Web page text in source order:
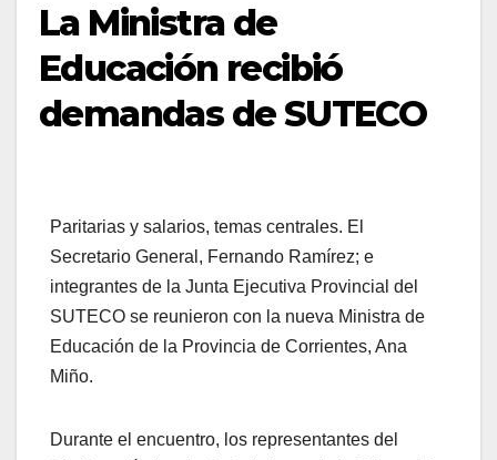
La Ministra de
Educación recibió
demandas de SUTECO
Paritarias y salarios, temas centrales. El
Secretario General, Fernando Ramírez; e
integrantes de la Junta Ejecutiva Provincial del
SUTECO se reunieron con la nueva Ministra de
Educación de la Provincia de Corrientes, Ana
Miño.
Durante el encuentro, los representantes del